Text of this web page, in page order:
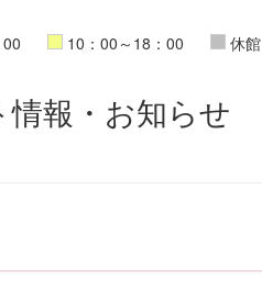
10：00～18：00 休館
情報・お知らせ